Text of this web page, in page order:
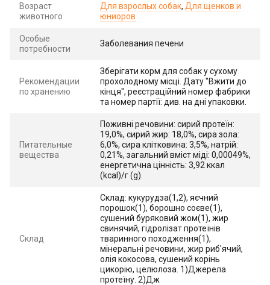
Возраст
животного
Для взрослых собак, Для щенков и
юниоров
Особые
потребности
Заболевания печени
Рекомендации
по хранению
Зберігати корм для собак у сухому
прохолодному місці. Дату "Вжити до
кінця", реєстраційний номер фабрики
та номер партії: див. на дні упаковки.
Питательные
вещества
Поживні речовини: сирий протеїн:
19,0%, сирий жир: 18,0%, сира зола:
6,0%, сира клітковина: 3,5%, натрій:
0,21%, загальний вміст міді: 0,00049%,
енергетична цінність: 3,92 ккал
(kcal)/г (g).
Склад
Склад: кукурудза(1,2), яєчний
порошок(1), борошно соєве(1),
сушений буряковий жом(1), жир
свинячий, гідролізат протеїнів
тваринного походження(1),
мінеральні речовини, жир риб'ячий,
олія кокосова, сушений корінь
цикорію, целюлоза. 1)Джерела
протеїну. 2)Дж